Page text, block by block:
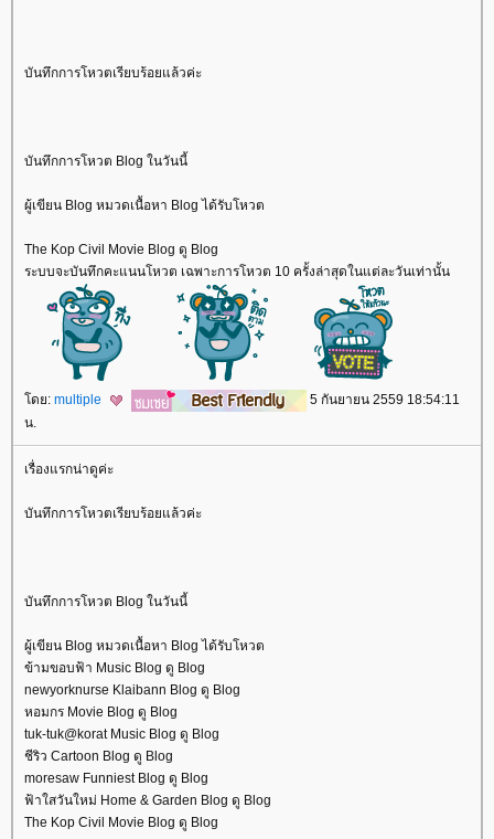
บันทึกการโหวตเรียบร้อยแล้วค่ะ
บันทึกการโหวต Blog ในวันนี้
ผู้เขียน Blog หมวดเนื้อหา Blog ได้รับโหวต
The Kop Civil Movie Blog ดู Blog
ระบบจะบันทึกคะแนนโหวต เฉพาะการโหวต 10 ครั้งล่าสุดในแต่ละวันเท่านั้น
ดย: multiple
5 กันยายน 2559 18:54:11
น.
เรื่องแรกน่าดูค่ะ
บันทึกการโหวตเรียบร้อยแล้วค่ะ
บันทึกการโหวต Blog ในวันนี้
ผู้เขียน Blog หมวดเนื้อหา Blog ได้รับโหวต
ข้ามขอบฟ้า Music Blog ดู Blog
newyorknurse Klaibann Blog ดู Blog
หอมกร Movie Blog ดู Blog
tuk-tuk@korat Music Blog ดู Blog
ชีริว Cartoon Blog ดู Blog
moresaw Funniest Blog ดู Blog
ฟ้าใสวันใหม่ Home & Garden Blog ดู Blog
The Kop Civil Movie Blog ดู Blog